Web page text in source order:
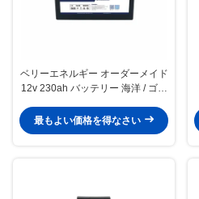
ベリーエネルギー オーダーメイド
12v 230ah バッテリー 海洋 / ゴル
最もよい価格を得なさい